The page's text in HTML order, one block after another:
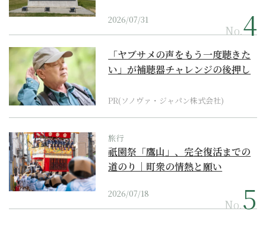
2026/07/31
No.
「ヤブサメの声をもう一度聴きた
い」が補聴器チャレンジの後押し
PR(ソノヴァ・ジャパン株式会社)
旅行
祇園祭「鷹山」、完全復活までの
道のり｜町衆の情熱と願い
2026/07/18
No.